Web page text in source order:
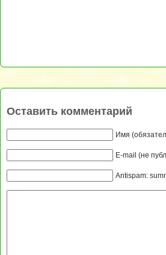
Оставить комментарий
Имя
E-mail (не
Antispam: